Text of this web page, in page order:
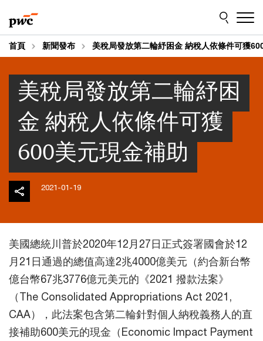
to
content
to
footer
首頁 新聞發布 美稅局發放第二輪紓困金 納稅人依條件可獲
美稅局發放第二輪紓困
金 納稅人依條件可獲
600美元現金補助
2021-01-19
美國總統川普於2020年12月27日正式簽署國會於12
月21日通過的總值高達2兆4000億美元（約合新台幣
億台幣67兆3776億元美元的《2021 撥款法案》
（The Consolidated Appropriations Act 2021,
CAA），此法案包含第二輪針對個人納稅義務人的直
接補助600美元的現金（Economic Impact Payment